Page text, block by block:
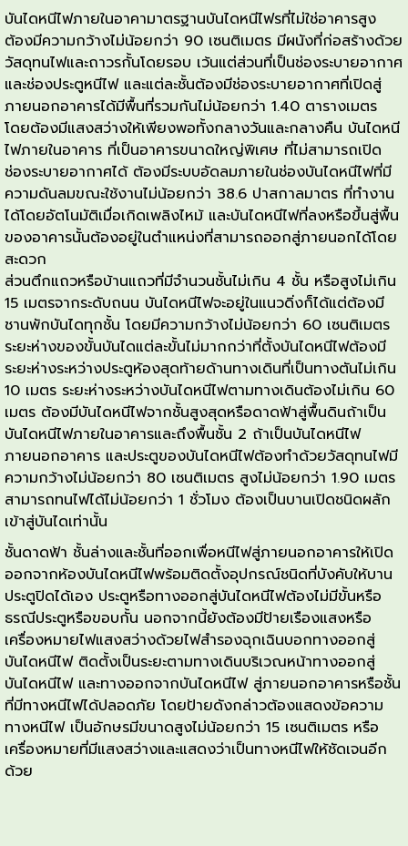
บันไดหนีไฟภายในอาคามาตรฐานบันไดหนีไฟรที่ไม่ใช่อาคารสูง
ต้องมีความกว้างไม่น้อยกว่า 90 เซนติเมตร มีผนังที่ก่อสร้างด้วย
วัสดุทนไฟและถาวรกั้นโดยรอบ เว้นแต่ส่วนที่เป็นช่องระบายอากาศ
และช่องประตูหนีไฟ และแต่ละชั้นต้องมีช่องระบายอากาศที่เปิดสู่
ภายนอกอาคารได้มีพื้นที่รวมกันไม่น้อยกว่า 1.40 ตารางเมตร
โดยต้องมีแสงสว่างให้เพียงพอทั้งกลางวันและกลางคืน บันไดหนี
ไฟภายในอาคาร ที่เป็นอาคารขนาดใหญ่พิเศษ ที่ไม่สามารถเปิด
ช่องระบายอากาศได้ ต้องมีระบบอัดลมภายในช่องบันไดหนีไฟที่มี
ความดันลมขณะใช้งานไม่น้อยกว่า 38.6 ปาสกาลมาตร ที่ทำงาน
ได้โดยอัตโนมัติเมื่อเกิดเพลิงไหม้ และบันไดหนีไฟที่ลงหรือขึ้นสู่พื้น
ของอาคารนั้นต้องอยู่ในตำแหน่งที่สามารถออกสู่ภายนอกได้โดย
สะดวก
ส่วนตึกแถวหรือบ้านแถวที่มีจำนวนชั้นไม่เกิน 4 ชั้น หรือสูงไม่เกิน
15 เมตรจากระดับถนน บันไดหนีไฟจะอยู่ในแนวดิ่งก็ได้แต่ต้องมี
ชานพักบันไดทุกชั้น โดยมีความกว้างไม่น้อยกว่า 60 เซนติเมตร
ระยะห่างของขั้นบันไดแต่ละขั้นไม่มากกว่าที่ตั้งบันไดหนีไฟต้องมี
ระยะห่างระหว่างประตูห้องสุดท้ายด้านทางเดินที่เป็นทางตันไม่เกิน
10 เมตร ระยะห่างระหว่างบันไดหนีไฟตามทางเดินต้องไม่เกิน 60
เมตร ต้องมีบันไดหนีไฟจากชั้นสูงสุดหรือดาดฟ้าสู่พื้นดินถ้าเป็น
บันไดหนีไฟภายในอาคารและถึงพื้นชั้น 2 ถ้าเป็นบันไดหนีไฟ
ภายนอกอาคาร และประตูของบันไดหนีไฟต้องทำด้วยวัสดุทนไฟมี
ความกว้างไม่น้อยกว่า 80 เซนติเมตร สูงไม่น้อยกว่า 1.90 เมตร
สามารถทนไฟได้ไม่น้อยกว่า 1 ชั่วโมง ต้องเป็นบานเปิดชนิดผลัก
เข้าสู่บันไดเท่านั้น
ชั้นดาดฟ้า ชั้นล่างและชั้นที่ออกเพื่อหนีไฟสู่ภายนอกอาคารให้เปิด
ออกจากห้องบันไดหนีไฟพร้อมติดตั้งอุปกรณ์ชนิดที่บังคับให้บาน
ประตูปิดได้เอง ประตูหรือทางออกสู่บันไดหนีไฟต้องไม่มีขั้นหรือ
ธรณีประตูหรือขอบกั้น นอกจากนี้ยังต้องมีป้ายเรืองแสงหรือ
เครื่องหมายไฟแสงสว่างด้วยไฟสำรองฉุกเฉินบอกทางออกสู่
บันไดหนีไฟ ติดตั้งเป็นระยะตามทางเดินบริเวณหน้าทางออกสู่
บันไดหนีไฟ และทางออกจากบันไดหนีไฟ สู่ภายนอกอาคารหรือชั้น
ที่มีทางหนีไฟได้ปลอดภัย โดยป้ายดังกล่าวต้องแสดงข้อความ
ทางหนีไฟ เป็นอักษรมีขนาดสูงไม่น้อยกว่า 15 เซนติเมตร หรือ
เครื่องหมายที่มีแสงสว่างและแสดงว่าเป็นทางหนีไฟให้ชัดเจนอีก
ด้วย